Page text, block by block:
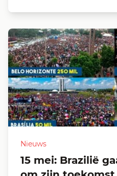
Nieuws
15 mei: Brazilië gaat de straat op